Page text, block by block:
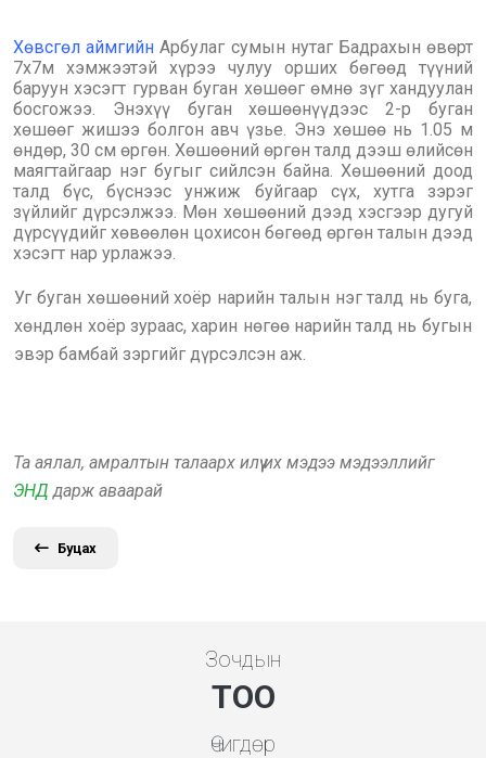
Хөвсгөл аймгийн Арбулаг сумын нутаг Бадрахын өвөрт
7х7м хэмжээтэй хүрээ чулуу орших бөгөөд түүний
баруун хэсэгт гурван буган хөшөөг өмнө зүг хандуулан
босгожээ. Энэхүү буган хөшөөнүүдээс 2-р буган
хөшөөг жишээ болгон авч үзье. Энэ хөшөө нь 1.05 м
өндөр, 30 см өргөн. Хөшөөний өргөн талд дээш өлийсөн
маягтайгаар нэг бугыг сийлсэн байна. Хөшөөний доод
талд бүс, бүснээс унжиж буйгаар сүх, хутга зэрэг
зүйлийг дүрсэлжээ. Мөн хөшөөний дээд хэсгээр дугуй
дүрсүүдийг хөвөөлөн цохисон бөгөөд өргөн талын дээд
хэсэгт нар урлажээ.
Уг буган хөшөөний хоёр нарийн талын нэг талд нь буга,
хөндлөн хоёр зураас, харин нөгөө нарийн талд нь бугын
эвэр бамбай зэргийг дүрсэлсэн аж.
Та аялал, амралтын талаарх илүү их мэдээ мэдээллийг
ЭНД дарж аваарай
Буцах
Зочдын
ТОО
Өчигдөр